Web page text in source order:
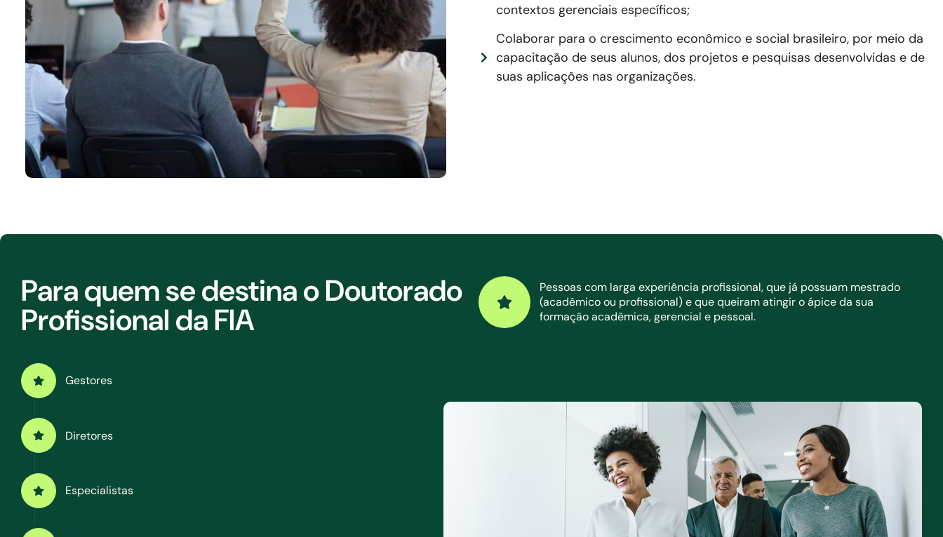
contextos gerenciais específicos;
Colaborar para o crescimento econômico e social brasileiro, por meio da
capacitação de seus alunos, dos projetos e pesquisas desenvolvidas e de
suas aplicações nas organizações.
Para quem se destina o Doutorado
Profissional da FIA
Pessoas com larga experiência profissional, que já possuam mestrado
(acadêmico ou profissional) e que queiram atingir o ápice da sua
formação acadêmica, gerencial e pessoal.
Gestores
Diretores
Especialistas